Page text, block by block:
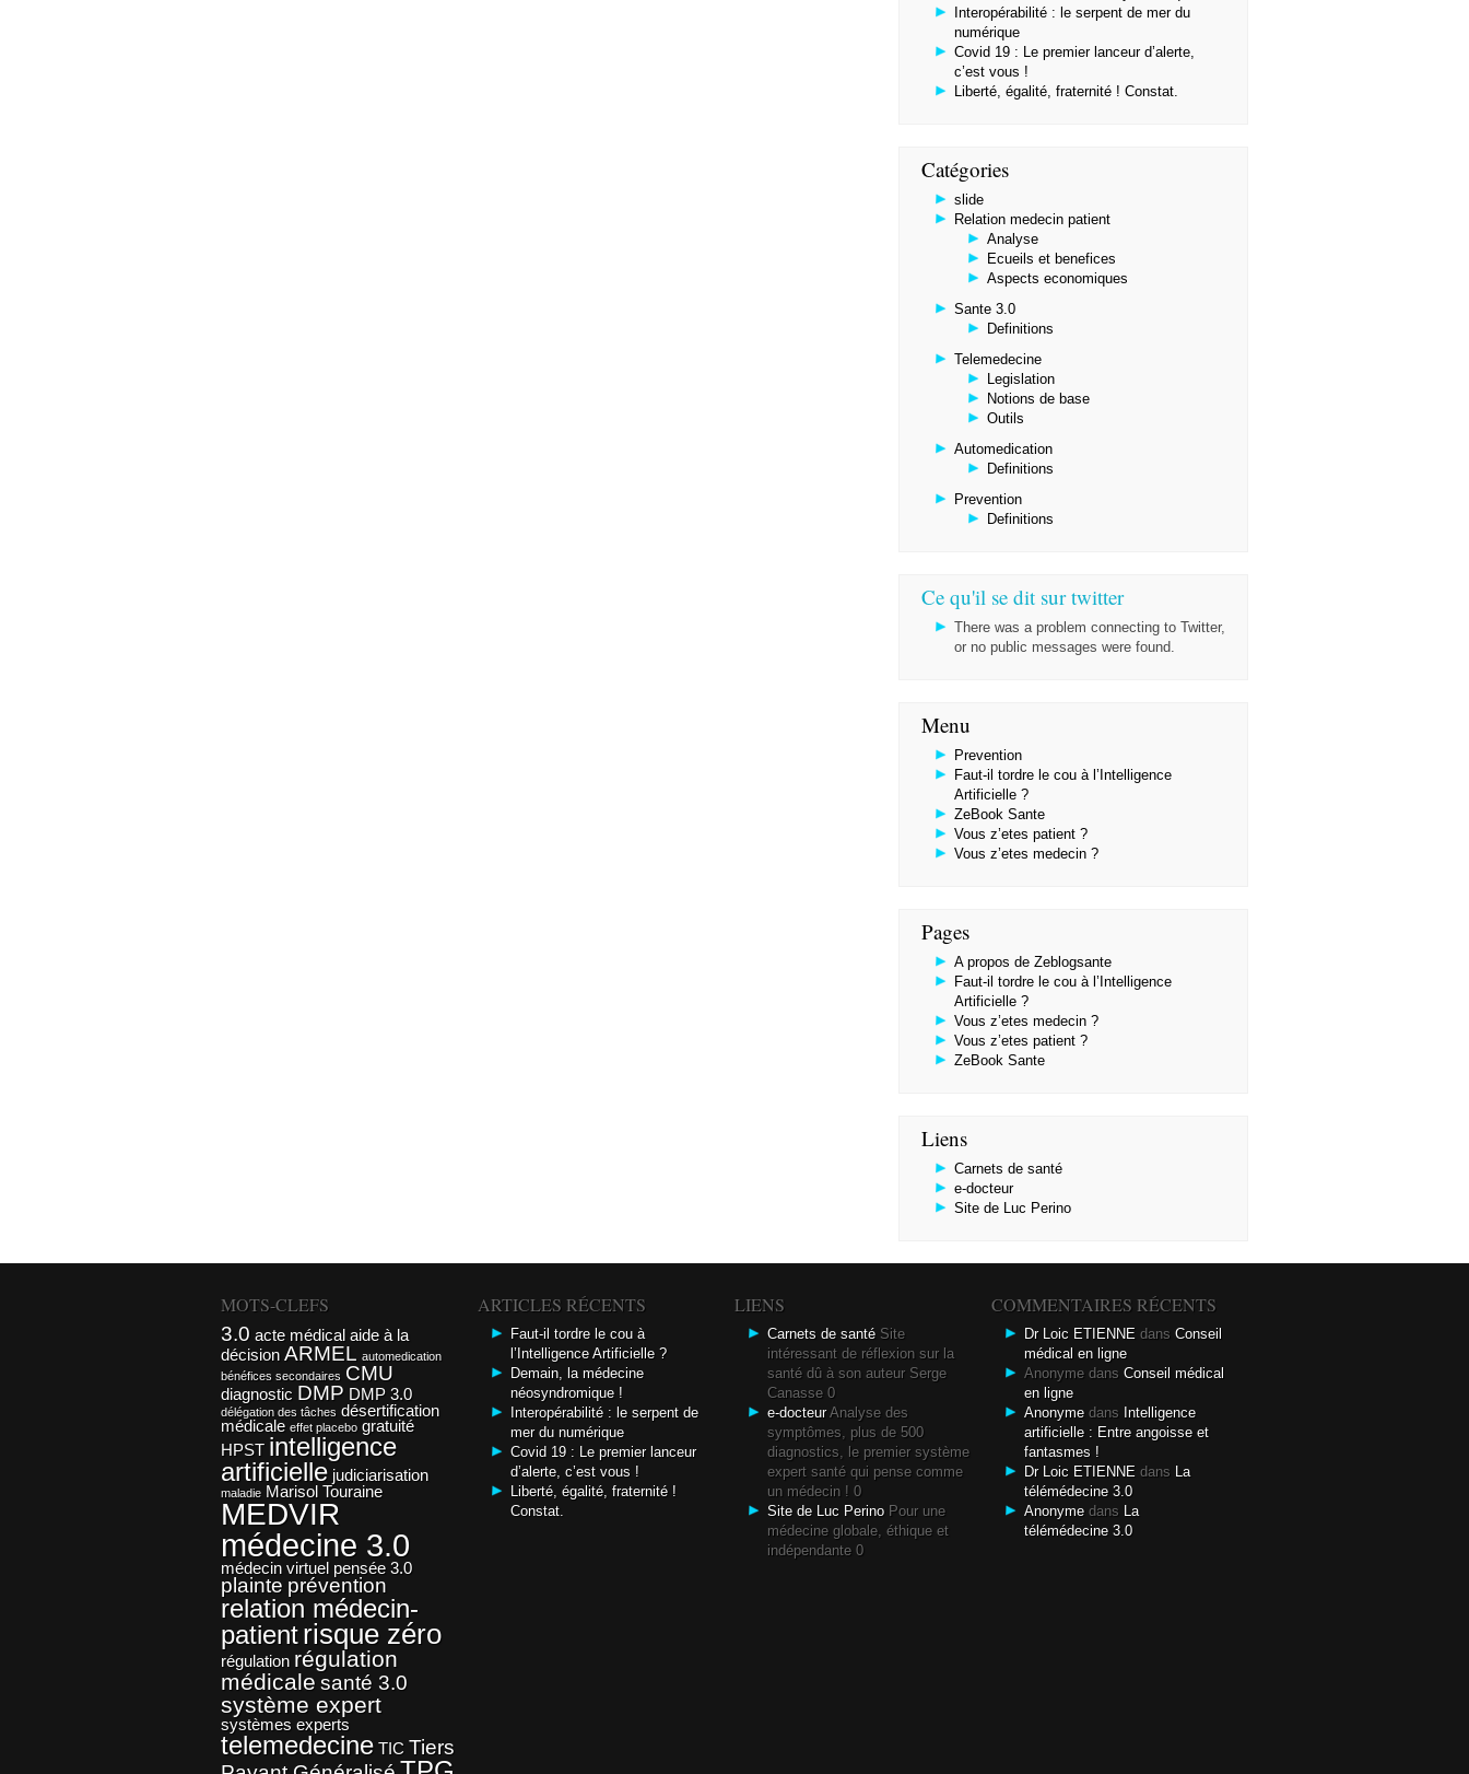
Interopérabilité : le serpent de mer du
numérique
Covid 19 : Le premier lanceur d’alerte,
c’est vous !
Liberté, égalité, fraternité ! Constat.
Catégories
slide
Relation medecin patient
Analyse
Ecueils et benefices
Aspects economiques
Sante 3.0
Definitions
Telemedecine
Legislation
Notions de base
Outils
Automedication
Definitions
Prevention
Definitions
Ce qu'il se dit sur twitter
There was a problem connecting to Twitter,
or no public messages were found.
Menu
Prevention
Faut-il tordre le cou à l’Intelligence
Artificielle ?
ZeBook Sante
Vous z’etes patient ?
Vous z’etes medecin ?
Pages
A propos de Zeblogsante
Faut-il tordre le cou à l’Intelligence
Artificielle ?
Vous z’etes medecin ?
Vous z’etes patient ?
ZeBook Sante
Liens
Carnets de santé
e-docteur
Site de Luc Perino
MOTS-CLEFS
3.0 acte médical aide à la
décision ARMEL automedication
bénéfices secondaires CMU
diagnostic DMP DMP 3.0
délégation des tâches désertification
médicale effet placebo gratuité
HPST intelligence
artificielle judiciarisation
maladie Marisol Touraine
MEDVIR
médecine 3.0
médecin virtuel pensée 3.0
plainte prévention
relation médecin-
patientrisque zéro
régulation régulation
médicale santé 3.0
système expert
systèmes experts
telemedecine TIC Tiers
ARTICLES RÉCENTS
Faut-il tordre le cou à
l’Intelligence Artificielle ?
Demain, la médecine
néosyndromique !
Interopérabilité : le serpent de
mer du numérique
Covid 19 : Le premier lanceur
d’alerte, c’est vous !
Liberté, égalité, fraternité !
Constat.
LIENS
Carnets de santé Site
intéressant de réflexion sur la
santé dû à son auteur Serge
Canasse 0
e-docteurAnalyse des
symptômes, plus de 500
diagnostics, le premier système
expert santé qui pense comme
un médecin ! 0
Site de Luc Perino Pour une
médecine globale, éthique et
indépendante 0
COMMENTAIRES RÉCENTS
Dr Loic ETIENNE dans Conseil
médical en ligne
Anonyme dans Conseil médical
en ligne
Anonyme dans Intelligence
artificielle : Entre angoisse et
fantasmes !
Dr Loic ETIENNE dans La
télémédecine 3.0
Anonyme dans La
télémédecine 3.0